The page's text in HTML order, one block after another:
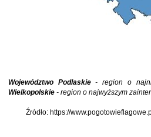
Województwo Podlaskie- region o
Wielkopolskie - region o najwyższym
Źródło: https://